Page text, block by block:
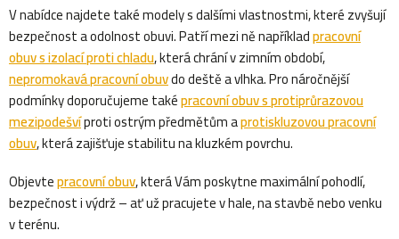
V nabídce najdete také modely s dalšími vlastnostmi, které zvyšují
bezpečnost a odolnost obuvi. Patří mezi ně napříkladpracovní
obuv s izolací proti chladu, která chrání v zimním období,
nepromokavá pracovní obuvdo deště a vlhka. Pro náročnější
podmínky doporučujeme taképracovní obuv s protiprůrazovou
mezipodešvíproti ostrým předmětům aprotiskluzovou pracovní
obuv, která zajišťuje stabilitu na kluzkém povrchu.
Objevtepracovní obuv, která Vám poskytne maximální pohodlí,
bezpečnost i výdrž – ať už pracujete v hale, na stavbě nebo venku
v terénu.